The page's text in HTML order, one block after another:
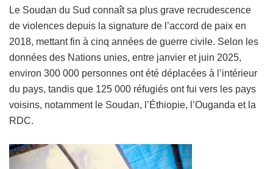
Le Soudan du Sud connaît sa plus grave recrudescence
de violences depuis la signature de l’accord de paix en
2018, mettant fin à cinq années de guerre civile. Selon les
données des Nations unies, entre janvier et juin 2025,
environ 300 000 personnes ont été déplacées à l’intérieur
du pays, tandis que 125 000 réfugiés ont fui vers les pays
voisins, notamment le Soudan, l’Éthiopie, l’Ouganda et la
RDC.